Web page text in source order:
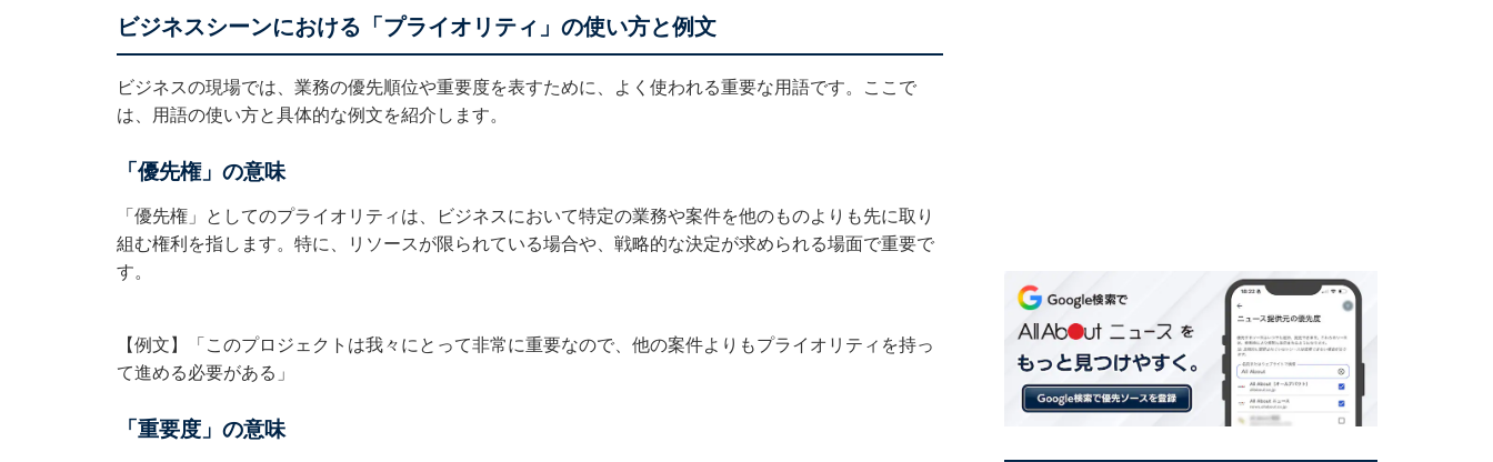
ビジネスシーンにおける「プライオリティ」の使い方と例文
ビジネスの現場では、業務の優先順位や重要度を表すために、よく使われる重要な用語です。ここで
は、用語の使い方と具体的な例文を紹介します。
「優先権」の意味
「優先権」としてのプライオリティは、ビジネスにおいて特定の業務や案件を他のものよりも先に取り
組む権利を指します。特に、リソースが限られている場合や、戦略的な決定が求められる場面で重要で
す。
【例文】「このプロジェクトは我々にとって非常に重要なので、他の案件よりもプライオリティを持っ
て進める必要がある」
「重要度」の意味